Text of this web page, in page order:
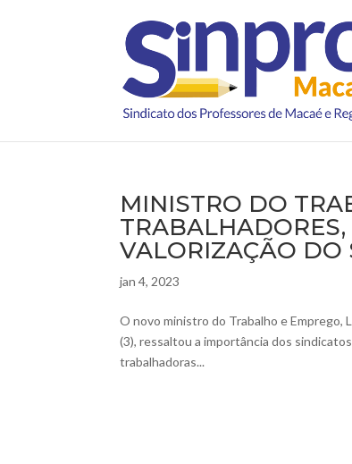
MINISTRO DO
VALORIZAÇÃO
jan 4, 2023
O novo ministro do Trabalho e Emprego,
(3), ressaltou a importância dos
trabalhadoras...